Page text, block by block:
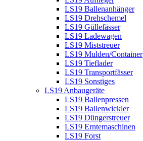
LS19 Ballenanhänger
LS19 Drehschemel
LS19 Güllefässer
LS19 Ladewagen
LS19 Miststreuer
LS19 Mulden/Container
LS19 Tieflader
LS19 Transportfässer
LS19 Sonstiges
LS19 Anbaugeräte
LS19 Ballenpressen
LS19 Ballenwickler
LS19 Düngerstreuer
LS19 Erntemaschinen
LS19 Forst